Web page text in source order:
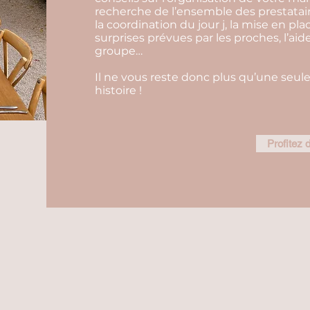
recherche de l’ensemble des
la coordination du jour j, la mise en
surprises prévues par les proches,
groupe…
Il ne vous reste donc plus qu’une
histoire !
Profitez